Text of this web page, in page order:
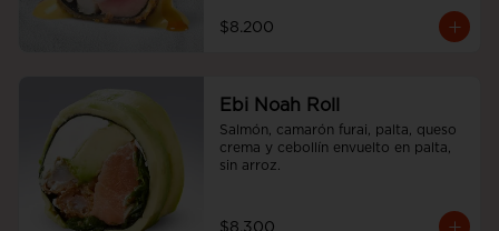
$8.200
Ebi Noah Roll
Salmón, camarón furai, palta, queso
crema y cebollín envuelto en palta,
sin arroz.
$8.300